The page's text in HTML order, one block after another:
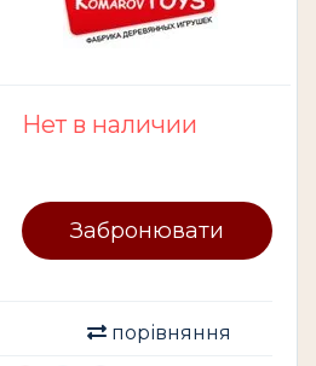
Нет в наличии
Забронювати
порівняння